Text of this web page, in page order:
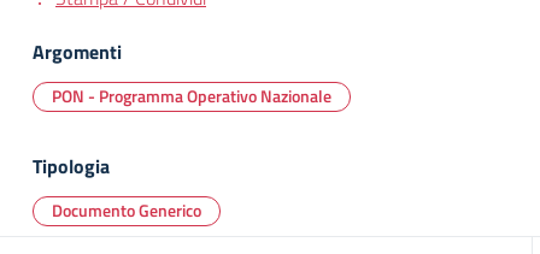
Argomenti
PON - Programma Operativo Nazionale
Tipologia
Documento Generico